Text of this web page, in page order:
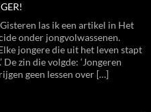
las ik een artikel in Het
onder jongvolwassenen.
jongere die uit het leven stapt
zin die volgde: ‘Jongeren
geen lessen over […]